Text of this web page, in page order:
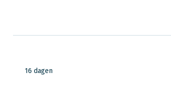
16 dagen